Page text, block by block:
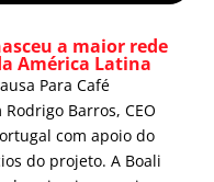
a maior rede
América Latina
Para Café
Barros, CEO
com apoio do
do projeto. A Boali